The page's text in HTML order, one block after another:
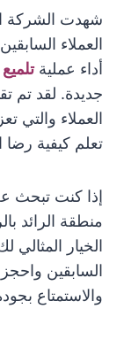
شهدت الشركة
العملاء
أداء عملية
جديدة. لقد تم
العملاء
تعلم كيفية رضا
إذا كنت تبحث
منطقة الرائد
الخيار المثالي
السابقين
والاستمتاع